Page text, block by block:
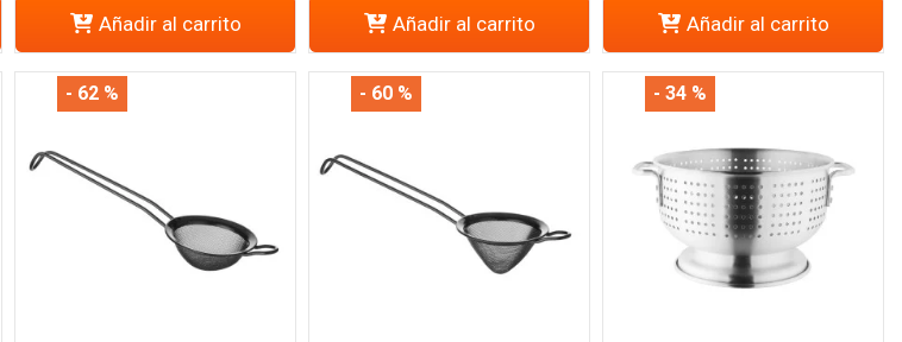
Añadir al carrito Añadir al carrito Añadir al carrito
- 62 % - 60 % - 34 %